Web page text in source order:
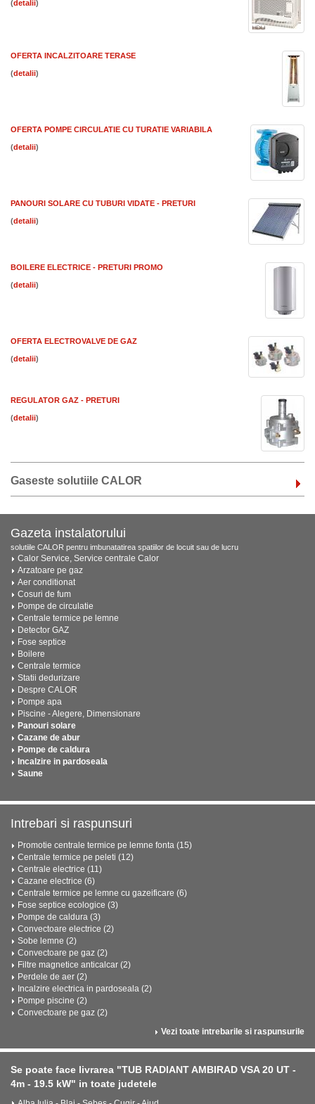
( )
OFERTA INCALZITOARE TERASE
( )
OFERTA POMPE CIRCULATIE CU TURATIE VARIABILA
( )
PANOURI SOLARE CU TUBURI VIDATE - PRETURI
( )
BOILERE ELECTRICE - PRETURI PROMO
( )
OFERTA ELECTROVALVE DE GAZ
( )
REGULATOR GAZ - PRETURI
( )
Gaseste solutiile CALOR
Gazeta instalatorului
solutiile CALOR pentru imbunatatirea spatiilor de locuit sau de lucru
Calor Service, Service centrale Calor
Arzatoare pe gaz
Aer conditionat
Cosuri de fum
Pompe de circulatie
Centrale termice pe lemne
Detector GAZ
Fose septice
Boilere
Centrale termice
Statii dedurizare
Despre CALOR
Pompe apa
Piscine - Alegere, Dimensionare
Panouri solare
Cazane de abur
Pompe de caldura
Incalzire in pardoseala
Saune
Intrebari si raspunsuri
Promotie centrale termice pe lemne fonta (15)
Centrale termice pe peleti (12)
Centrale electrice (11)
Cazane electrice (6)
Centrale termice pe lemne cu gazeificare (6)
Fose septice ecologice (3)
Pompe de caldura (3)
Convectoare electrice (2)
Sobe lemne (2)
Convectoare pe gaz (2)
Filtre magnetice anticalcar (2)
Perdele de aer (2)
Incalzire electrica in pardoseala (2)
Pompe piscine (2)
Convectoare pe gaz (2)
Vezi toate intrebarile si raspunsurile
Se poate face livrarea "TUB RADIANT AMBIRAD VSA 20 UT -
4m - 19.5 kW" in toate judetele